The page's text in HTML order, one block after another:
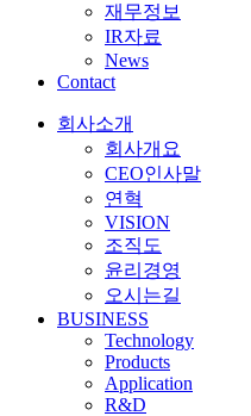
재무정보
IR자료
News
Contact
회사소개
회사개요
CEO인사말
연혁
VISION
조직도
윤리경영
오시는길
BUSINESS
Technology
Products
Application
R&D